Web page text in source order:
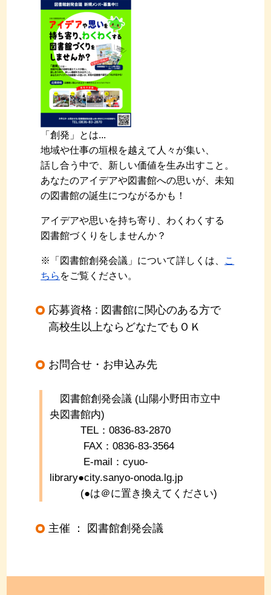
「創発」とは...
地域や仕事の垣根を越えて人々が集い、
話し合う中で、新しい価値を生み出すこと。
あなたのアイデアや図書館への思いが、未知
の図書館の誕生につながるかも！
アイデアや思いを持ち寄り、わくわくする
図書館づくりをしませんか？
※「図書館創発会議」について詳しくは、
こ
ちら をご覧ください。
応募資格 : 図書館に関心のある方で
高校生以上ならどなたでもＯＫ
お問合せ・お申込み先
図書館創発会議 (山陽小野田市立中
央図書館内)
TEL：0836-83-2870
FAX ：0836-83-3564
E-mail：cyuo-
library●city.sanyo-onoda.lg.jp
(●は＠に置き換えてください)
主催 ： 図書館創発会議